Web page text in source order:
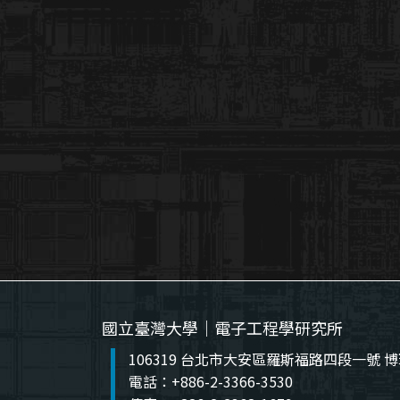
國立臺灣大學｜電子工程學研究所
106319 台北市大安區羅斯福路四段一號
電話：+886-2-3366-3530